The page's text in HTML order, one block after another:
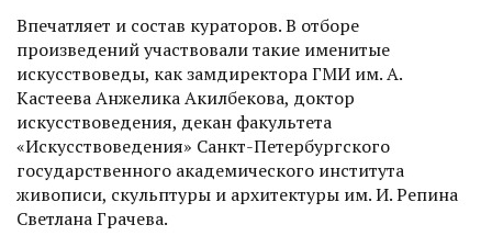
Впечатляет и состав кураторов. В отборе
произведений участвовали такие именитые
искусствоведы, как замдиректора ГМИ им. А.
Кастеева Анжелика Акилбекова, доктор
искусствоведения, декан факультета
«Искусствоведения» Санкт-Петербургского
государственного академического института
живописи, скульптуры и архитектуры им. И. Репина
Светлана Грачева.